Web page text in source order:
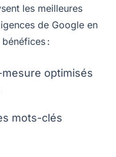
les meilleures
de Google en
:
optimisés
mots-clés